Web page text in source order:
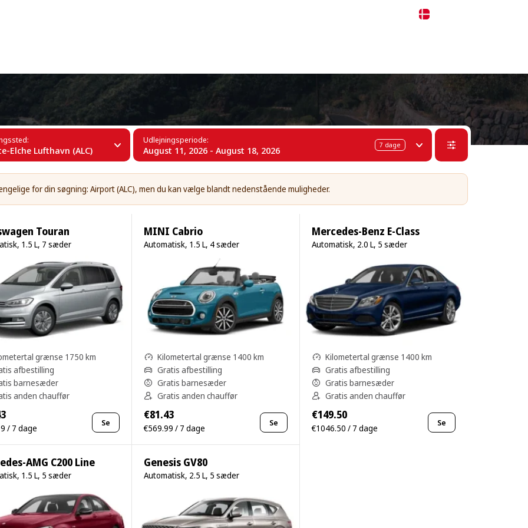
Elche Lufthavn (ALC)
Udlejningsperiode:
August 11, 2026 - August 18, 2026 7 dage
for din søgning: Airport (ALC), men du kan vælge blandt nedenstående muligheder.
Touran
1.5 L, 7 sæder
grænse 1750 km
afbestilling
barnesæder
anden chauffør
/ 7 dage Se
MINI Cabrio
Automatisk, 1.5 L, 4 sæder
Kilometertal grænse 1400 km
Gratis afbestilling
Gratis barnesæder
Gratis anden chauffør
€81.43
€569.99 / 7 dage Se
Mercedes-Benz E-Class
Automatisk, 2.0 L, 5 sæder
Kilometertal grænse 1400 km
Gratis afbestilling
Gratis barnesæder
Gratis anden chauffør
€149.50
€1046.50 / 7 dage Se
AMG C200 Line
1.5 L, 5 sæder
Genesis GV80
Automatisk, 2.5 L, 5 sæder